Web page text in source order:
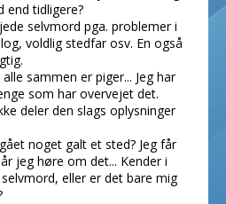
end tidligere?
selvmord pga. problemer i
voldlig stedfar osv. En også
sammen er piger... Jeg har
som har overvejet det.
deler den slags oplysninger
noget galt et sted? Jeg får
jeg høre om det... Kender i
eller er det bare mig